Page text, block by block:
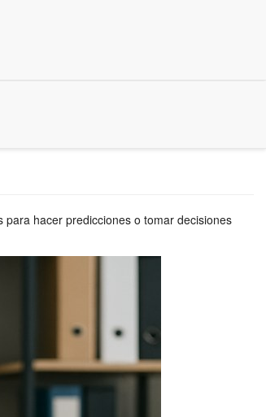
hacer predicciones o tomar decisiones